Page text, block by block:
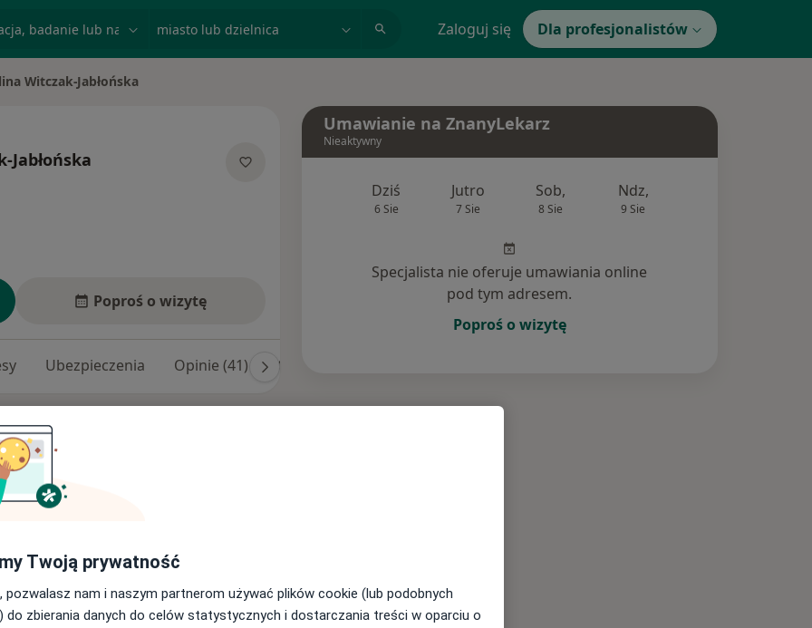
Zaloguj się Dla profesjonalistów
Witczak-Jabłońska
Jabłońska
Poproś o wizytę
Ubezpieczenia Opinie (41) Odpowiedzi na pytania (4)
Rozwoju i Terapii RATIO,
Wspomagania Rozwoju i
TRENER EFEKTYWNYCH METOD
które szczególnie cenię w
Umawianie na ZnanyLekarz
Nieaktywny
Dziś
6 Sie
Jutro
7 Sie
Sob,
8 Sie
Ndz,
9 Sie
Specjalista nie oferuje umawiania online
pod tym adresem.
Poproś o wizytę
Twoją prywatność
pozwalasz nam i naszym partnerom używać plików cookie (lub podobnych
do zbierania danych do celów statystycznych i dostarczania treści w oparciu o